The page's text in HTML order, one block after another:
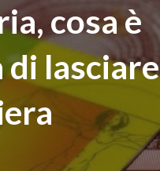
cosa è
lasciare